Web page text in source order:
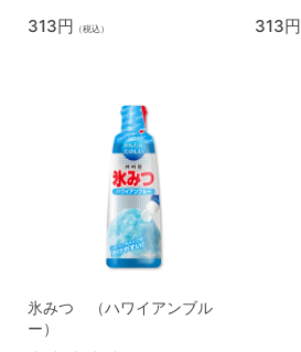
313円 （税込） 313円
氷みつ （ハワイアンブル
ー）